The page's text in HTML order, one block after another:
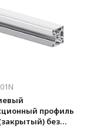
длина,
м:
1,422
профиль
без